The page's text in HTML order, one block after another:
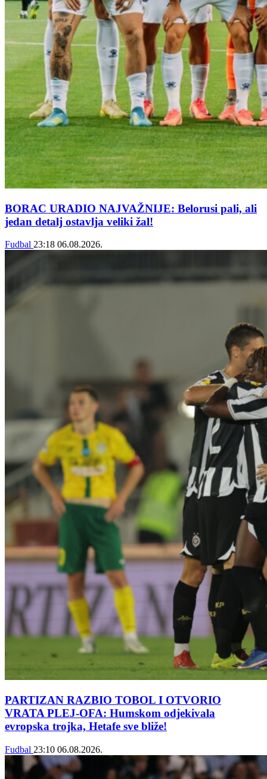
BORAC URADIO NAJVAŽNIJE: Belorusi pali, ali
jedan detalj ostavlja veliki žal!
Fudbal 23:18 06.08.2026.
PARTIZAN RAZBIO TOBOL I OTVORIO
VRATA PLEJ-OFA: Humskom odjekivala
evropska trojka, Hetafe sve bliže!
Fudbal 23:10 06.08.2026.